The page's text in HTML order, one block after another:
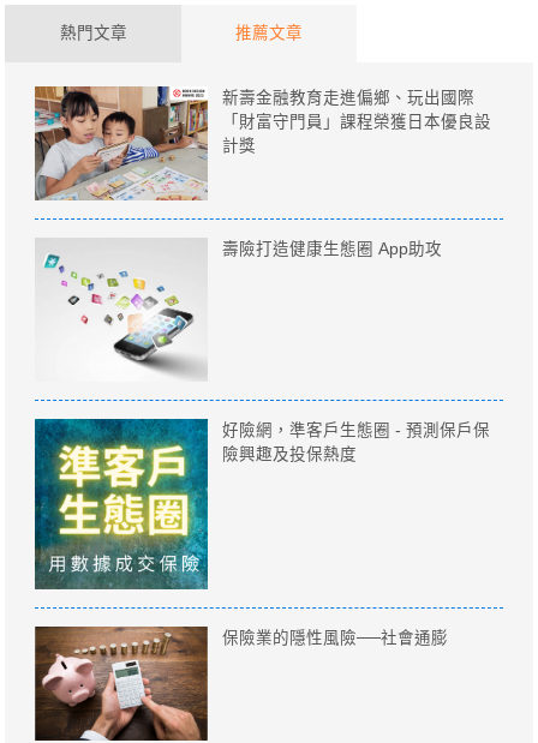
熱門文章 推薦文章
新壽金融教育走進偏鄉、玩出國際
「財富守門員」課程榮獲日本優良設
計獎
壽險打造健康生態圈 App助攻
好險網，準客戶生態圈 - 預測保戶保
險興趣及投保熱度
保險業的隱性風險──社會通膨